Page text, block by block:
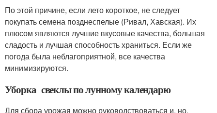
По этой причине, если лето короткое, не следует
покупать семена позднеспелые (Ривал, Хавская). Их
плюсом являются лучшие вкусовые качества, большая
сладость и лучшая способность храниться. Если же
погода была неблагоприятной, все качества
минимизируются.
Уборка свеклы по лунному календарю
Для сбора урожая можно руководствоваться и, но,